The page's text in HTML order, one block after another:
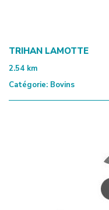
TRIHAN LAMOTTE
2.54 km
Catégorie: Bovins